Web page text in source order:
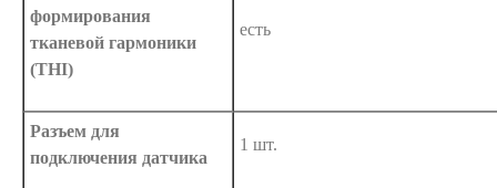
формирования
тканевой гармоники
(THI)
есть
Разъем для
подключения датчика
1 шт.